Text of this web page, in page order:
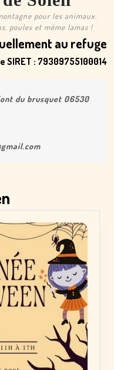
pour les animaux.
poules et même lamas !
au refuge
SIRET : 79309755100014
du brusquet 06530